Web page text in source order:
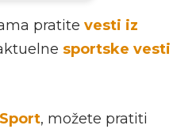
pratite vesti iz
sportske vesti
, možete pratiti